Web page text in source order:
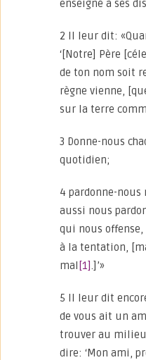
enseigné à ses
2 Il leur dit:
‘[Notre] Père
de ton nom soit
règne vienne,
sur la terre
3 Donne-nous
quotidien;
4 pardonne-nous
aussi nous
qui nous offense,
à la tentation,
mal [1].]’»
5 Il leur dit
de vous ait un
trouver au
dire: ‘Mon ami,